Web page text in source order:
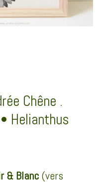
Chêne .
Helianthus
& Blanc (vers